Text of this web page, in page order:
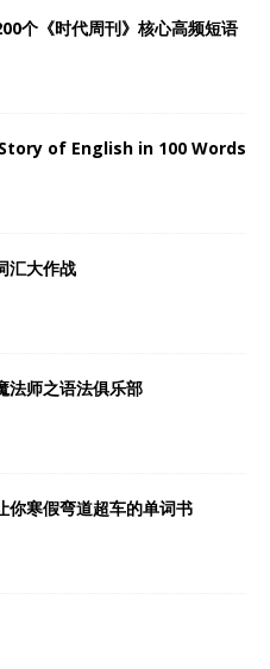
个《时代周刊》核心高频短语
of English in 100 Words
汇大作战
法师之语法俱乐部
寒假弯道超车的单词书